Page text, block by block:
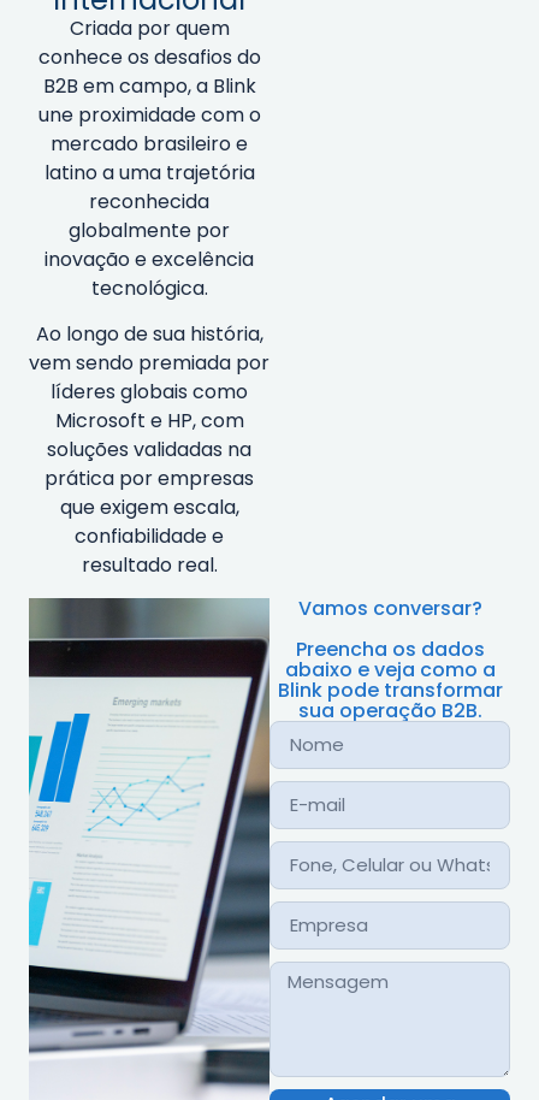
Criada por quem
conhece os desafios do
B2B em campo, a Blink
une proximidade com o
mercado brasileiro e
latino a uma trajetória
reconhecida
globalmente por
inovação e excelência
tecnológica.
Ao longo de sua história,
vem sendo premiada por
líderes globais como
Microsoft e HP, com
soluções validadas na
prática por empresas
que exigem escala,
confiabilidade e
resultado real.
Vamos conversar?
Preencha os dados
abaixo e veja como a
Blink pode transformar
sua operação B2B.